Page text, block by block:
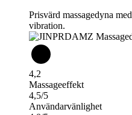
Prisvärd massagedyna
vibration.
4,2
Massageeffekt
4,5/5
Användarvänlighet